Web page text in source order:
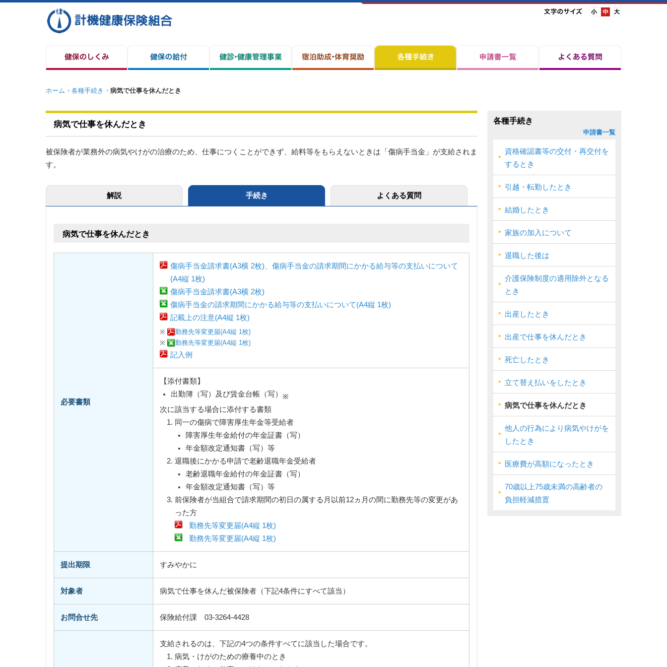
ホーム 各種手続き 病気で仕事を休んだとき
病気で仕事を休んだとき
被保険者が業務外の病気やけがの治療のため、仕事につくことができず、給料等をもらえないときは「傷病手当金」が支給されま
す。
解説 手続き よくある質問
病気で仕事を休んだとき
必要書類
傷病手当金請求書(A3横 2枚)、傷病手当金の請求期間にかかる給与等の支払いについて
(A4縦 1枚)
傷病手当金請求書(A3横 2枚)
傷病手当金の請求期間にかかる給与等の支払いについて(A4縦 1枚)
記載上の注意(A4縦 1枚)
※
勤務先等変更届(A4縦 1枚)
※
勤務先等変更届(A4縦 1枚)
記入例
【添付書類】
出勤簿（写）及び賃金台帳（写） ※
次に該当する場合に添付する書類
同一の傷病で障害厚生年金等受給者
障害厚生年金給付の年金証書（写）
年金額改定通知書（写）等
退職後にかかる申請で老齢退職年金受給者
老齢退職年金給付の年金証書（写）
年金額改定通知書（写）等
前保険者が当組合で請求期間の初日の属する月以前12ヵ月の間に勤務先等の変更があ
った方
勤務先等変更届(A4縦 1枚)
勤務先等変更届(A4縦 1枚)
提出期限 すみやかに
対象者 病気で仕事を休んだ被保険者（下記4条件にすべて該当）
お問合せ先 保険給付課 03-3264-4428
支給されるのは、下記の4つの条件すべてに該当した場合です。
病気・けがのための療養中のとき
各種手続き
申請書一覧
資格確認書等の交付・再交付を
するとき
引越・転勤したとき
結婚したとき
家族の加入について
退職した後は
介護保険制度の適用除外となる
とき
出産したとき
出産で仕事を休んだとき
死亡したとき
立て替え払いをしたとき
病気で仕事を休んだとき
他人の行為により病気やけがを
したとき
医療費が高額になったとき
70歳以上75歳未満の高齢者の
負担軽減措置